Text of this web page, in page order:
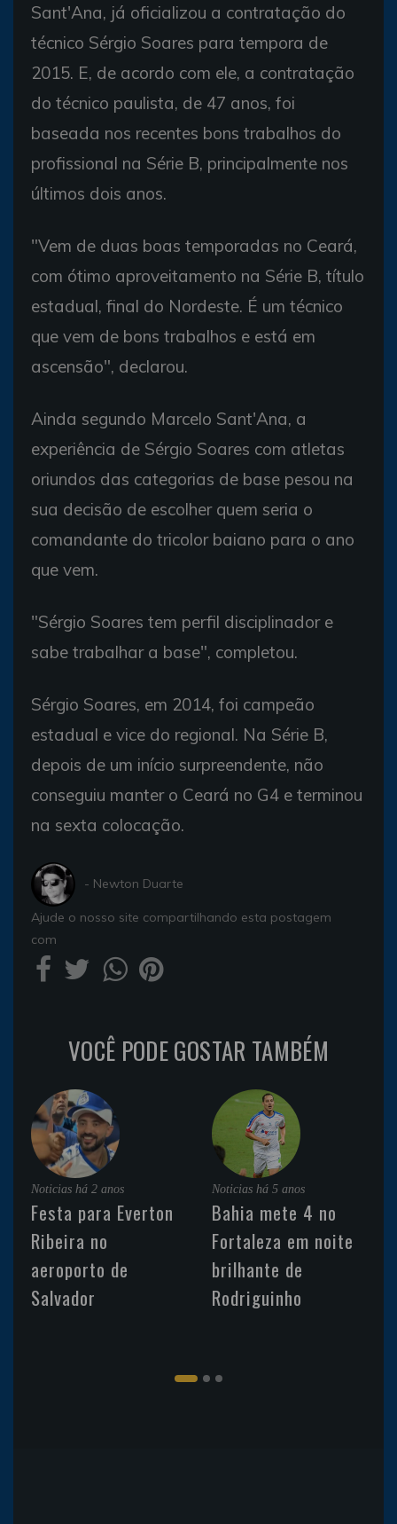
Sant'Ana, já oficializou a contratação do
técnico Sérgio Soares para tempora de
2015. E, de acordo com ele, a contratação
do técnico paulista, de 47 anos, foi
baseada nos recentes bons trabalhos do
profissional na Série B, principalmente nos
últimos dois anos.
"Vem de duas boas temporadas no Ceará,
com ótimo aproveitamento na Série B, título
estadual, final do Nordeste. É um técnico
que vem de bons trabalhos e está em
ascensão", declarou.
Ainda segundo Marcelo Sant'Ana, a
experiência de Sérgio Soares com atletas
oriundos das categorias de base pesou na
sua decisão de escolher quem seria o
comandante do tricolor baiano para o ano
que vem.
"Sérgio Soares tem perfil disciplinador e
sabe trabalhar a base", completou.
Sérgio Soares, em 2014, foi campeão
estadual e vice do regional. Na Série B,
depois de um início surpreendente, não
conseguiu manter o Ceará no G4 e terminou
na sexta colocação.
- Newton Duarte
Ajude o nosso site compartilhando esta postagem
com
VOCÊ PODE GOSTAR TAMBÉM
Noticias há 2 anos
Festa para Everton
Ribeira no
aeroporto de
Salvador
Noticias há 5 anos
Bahia mete 4 no
Fortaleza em noite
brilhante de
Rodriguinho